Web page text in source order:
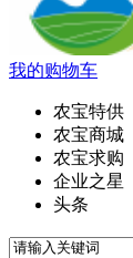
我的购物车
农宝特供
农宝商城
农宝求购
企业之星
头条